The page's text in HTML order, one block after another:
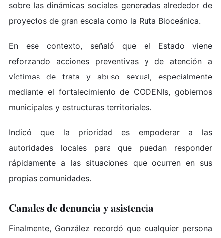
sobre las dinámicas sociales generadas alrededor de
proyectos de gran escala como la Ruta Bioceánica.
En ese contexto, señaló que el Estado viene
reforzando acciones preventivas y de atención a
víctimas de trata y abuso sexual, especialmente
mediante el fortalecimiento de CODENIs, gobiernos
municipales y estructuras territoriales.
Indicó que la prioridad es empoderar a las
autoridades locales para que puedan responder
rápidamente a las situaciones que ocurren en sus
propias comunidades.
Canales de denuncia y asistencia
Finalmente, González recordó que cualquier persona